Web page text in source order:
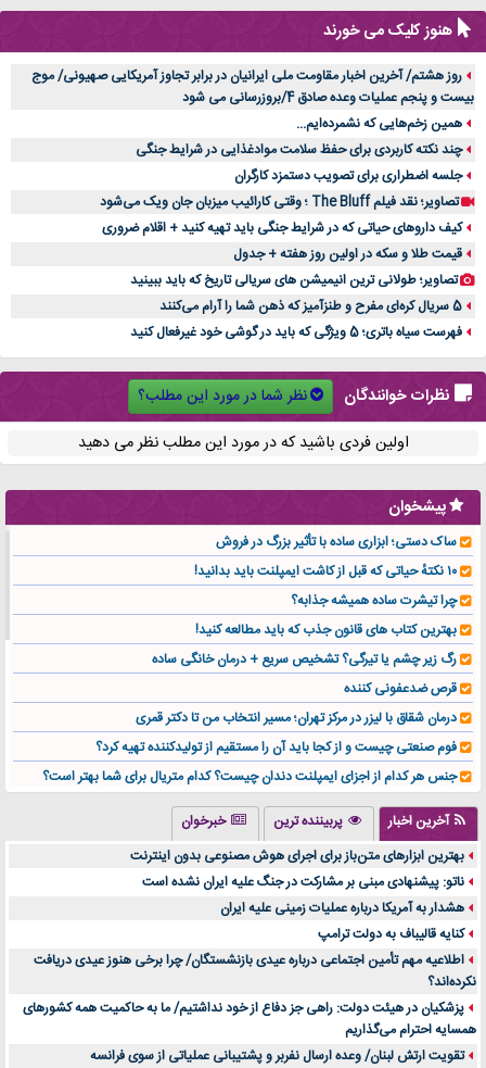
هنوز کلیک می خورند
روز هشتم/ آخرین اخبار مقاومت ملی ایرانیان در برابر تجاوز آمریکایی صهیونی/ موج
بیست و پنجم عملیات وعده صادق 4/بروزرسانی می شود
همین زخم‌هایی که نشمرده‌ایم...
چند نکته کاربردی برای حفظ سلامت موادغذایی در شرایط جنگی
جلسه اضطراری برای تصویب دستمزد کارگران
تصاویر؛ نقد فیلم The Bluff ؛ وقتی کارائیب میزبان جان ویک می‌شود
کیف داروهای حیاتی که در شرایط جنگی باید تهیه کنید + اقلام ضروری
قیمت طلا و سکه در اولین روز هفته + جدول
تصاویر؛ طولانی ترین انیمیشن های سریالی تاریخ که باید ببینید
5 سریال کره‌ای مفرح و طنزآمیز که ذهن شما را آرام می‌کنند
فهرست سیاه باتری؛ 5 ویژگی که باید در گوشی خود غیرفعال کنید
نظرات خوانندگان
نظر شما در مورد این مطلب؟
اولین فردی باشید که در مورد این مطلب نظر می دهید
پیشخوان
ساک دستی؛ ابزاری ساده با تأثیر بزرگ در فروش
۱۰ نکتهٔ حیاتی که قبل از کاشت ایمپلنت باید بدانید!
چرا تیشرت ساده همیشه جذابه؟
بهترین کتاب های قانون جذب که باید مطالعه کنید!
رگ زیر چشم یا تیرگی؟ تشخیص سریع + درمان خانگی ساده
قرص ضدعفونی کننده
درمان شقاق با لیزر در مرکز تهران؛ مسیر انتخاب من تا دکتر قمری
فوم صنعتی چیست و از کجا باید آن را مستقیم از تولیدکننده تهیه کرد؟
جنس هر کدام از اجزای ایمپلنت دندان چیست؟ کدام متریال برای شما بهتر است؟
تولید لیوان کاغذی یک کسب‌ و کار پر سود و رو‌ به‌ رشد در بازار ایران
درد زانو بعد از تمرین با تردمیل؟ شاید مشکل از این انتخاب باشد
آینده موسیقی هم‌اکنون در اینجاست
بهترین راه تبلیغات کلینیک زیبایی و افزایش مشتری کدام است؟
مقایسه قالب آسترا با وودمارت و فلت‌سام (فارسی)
خرید سمعک کارکرده یا دست دوم | نکات مهم قبل از تصمیم‌گیری
خرید و فروش قطعات سرور دست دوم در ماهان شبکه ایرانیان
اهمیت انتخاب بهترین وکیل در سعادت آباد برای پرونده‌های حساس و کلان
۷ تاثیرات کامپیوتر در حوزه علوم زندگی و کاربردی
آخرین اخبار پربیننده ترین
خبرخوان
بهترین ابزارهای متن‌باز برای اجرای هوش مصنوعی بدون اینترنت
ناتو: پیشنهادی مبنی بر مشارکت در جنگ علیه ایران نشده است
هشدار به آمریکا درباره عملیات زمینی علیه ایران
کنایه قالیباف به دولت ترامپ
اطلاعیه مهم تأمین اجتماعی درباره عیدی بازنشستگان/ چرا برخی هنوز عیدی دریافت
نکرده‌اند؟
پزشکیان در هیئت دولت: راهی جز دفاع از خود نداشتیم/ ما به حاکمیت همه کشورهای
همسایه احترام می‌گذاریم
تقویت ارتش لبنان/ وعده ارسال نفربر و پشتیبانی عملیاتی از سوی فرانسه